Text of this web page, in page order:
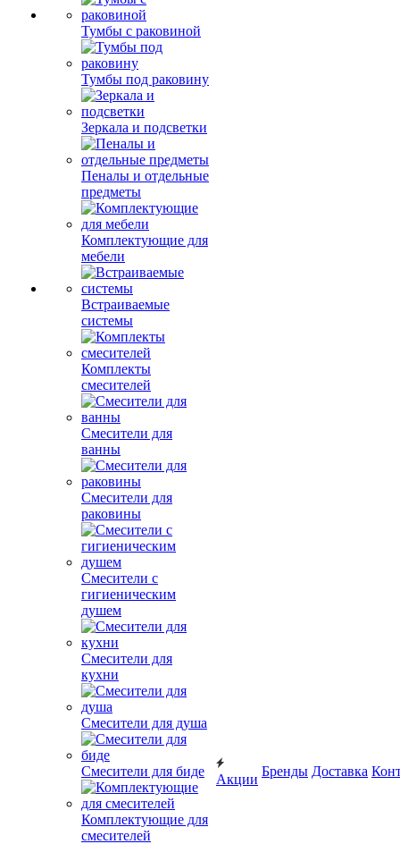
Тумбы с раковиной
Тумбы под раковину
Зеркала и подсветки
Пеналы и отдельные
предметы
Комплектующие для
мебели
Встраиваемые
системы
Комплекты
смесителей
Смесители для
ванны
Смесители для
раковины
Смесители с
гигиеническим
душем
Смесители для
кухни
Смесители для душа
Смесители для биде
Комплектующие для
смесителей
Акции
Бренды Доставка